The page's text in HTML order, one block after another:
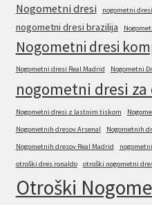
Nogometni dresi nogometni
nogometni dresi brazilija
Nogometni dresi
Nogometni dresi Real Madrid Nogometni
nogometni dresi
Nogometni dresi z lastnim tiskom
Nogometnih dresov Arsenal
Nogometnih
Nogometnih dresov Real Madrid
otroški dres ronaldo
otroški nogometni
Otroški